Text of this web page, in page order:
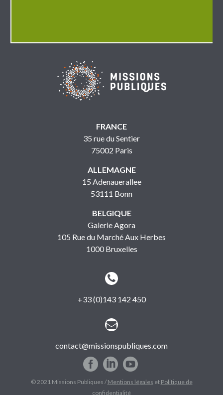
FRANCE
35 rue du Sentier
75002 Paris
ALLEMAGNE
15 Adenauerallee
53111 Bonn
BELGIQUE
Galerie Agora
105 Rue du Marché Aux Herbes
1000 Bruxelles


+33 (0)143 142 450


contact@missionspubliques.com
© 2021 Missions Publiques /Mentions légales et Politique de
confidentialité